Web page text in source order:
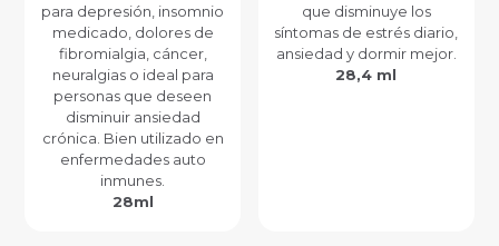
para depresión, insomnio
medicado, dolores de
fibromialgia, cáncer,
neuralgias o ideal para
personas que deseen
disminuir ansiedad
crónica. Bien utilizado en
enfermedades auto
inmunes.
28ml
que disminuye los
síntomas de estrés diario,
ansiedad y dormir mejor.
28,4 ml